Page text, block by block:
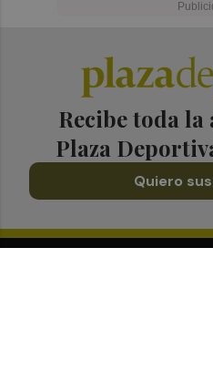
Recibe toda
Plaza
Quiero